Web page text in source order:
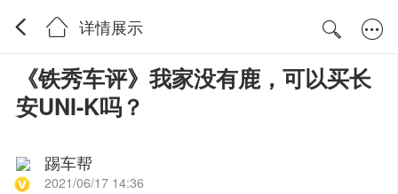
详情展示
《铁秀车评》我家没有鹿，可以买长
安UNI-K吗？
踢车帮
2021/06/17 14:36